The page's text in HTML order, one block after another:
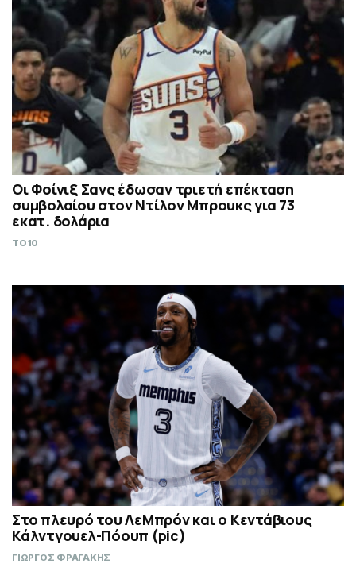
Οι Φοίνιξ Σανς έδωσαν τριετή επέκταση
συμβολαίου στον Ντίλον Μπρουκς για 73
εκατ. δολάρια
TO10
Στο πλευρό του ΛεΜπρόν και ο Κεντάβιους
Κάλντγουελ-Πόουπ (pic)
ΓΙΩΡΓΟΣ ΦΡΑΓΑΚΗΣ